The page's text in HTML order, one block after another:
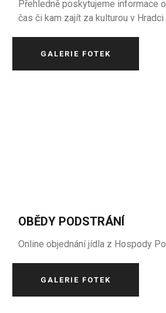
Přehledně poskytujeme informace
čas či kam zajít za kulturou v Hradci
GALERIE FOTEK
OBĚDY PODSTRÁNÍ
Online objednání jídla z Hospody
GALERIE FOTEK